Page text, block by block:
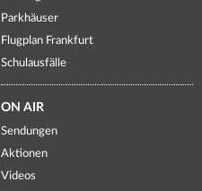
Parkhäuser
Flugplan Frankfurt
Schulausfälle
ON AIR
Sendungen
Aktionen
Videos